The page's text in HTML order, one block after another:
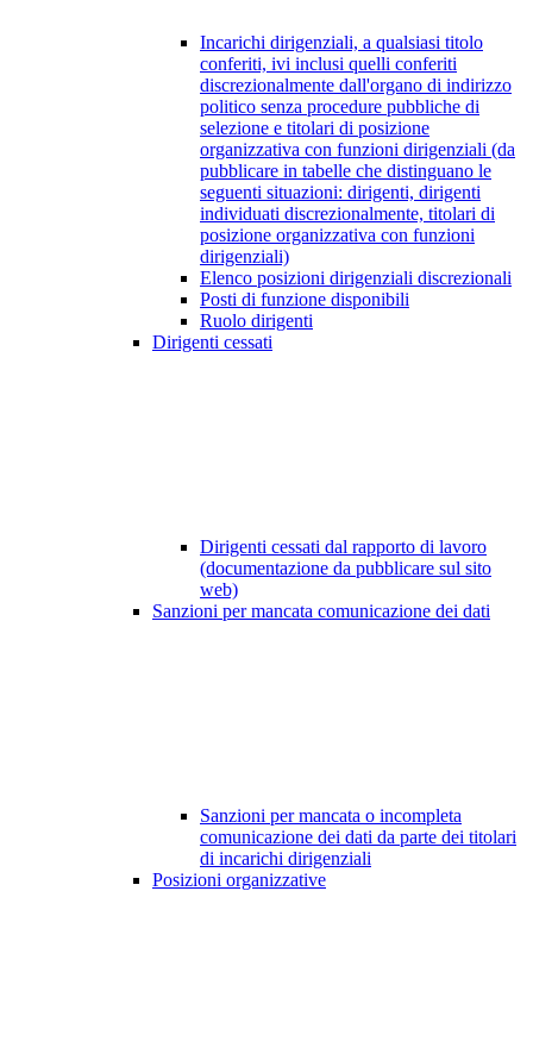
Incarichi dirigenziali, a qualsiasi titolo
conferiti, ivi inclusi quelli conferiti
discrezionalmente dall'organo di indirizzo
politico senza procedure pubbliche di
selezione e titolari di posizione
organizzativa con funzioni dirigenziali (da
pubblicare in tabelle che distinguano le
seguenti situazioni: dirigenti, dirigenti
individuati discrezionalmente, titolari di
posizione organizzativa con funzioni
dirigenziali)
Elenco posizioni dirigenziali discrezionali
Posti di funzione disponibili
Ruolo dirigenti
Dirigenti cessati
Dirigenti cessati dal rapporto di lavoro
(documentazione da pubblicare sul sito
web)
Sanzioni per mancata comunicazione dei dati
Sanzioni per mancata o incompleta
comunicazione dei dati da parte dei titolari
di incarichi dirigenziali
Posizioni organizzative